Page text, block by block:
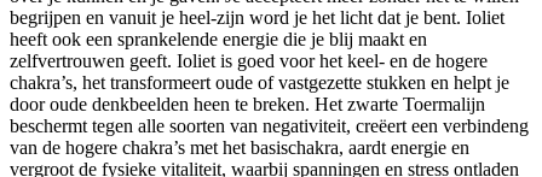
begrijpen en vanuit je heel-zijn word je het licht dat je bent. Ioliet
heeft ook een sprankelende energie die je blij maakt en
zelfvertrouwen geeft. Ioliet is goed voor het keel- en de hogere
chakra’s, het transformeert oude of vastgezette stukken en helpt je
door oude denkbeelden heen te breken. Het zwarte Toermalijn
beschermt tegen alle soorten van negativiteit, creëert een verbindeng
van de hogere chakra’s met het basischakra, aardt energie en
vergroot de fysieke vitaliteit, waarbij spanningen en stress ontladen